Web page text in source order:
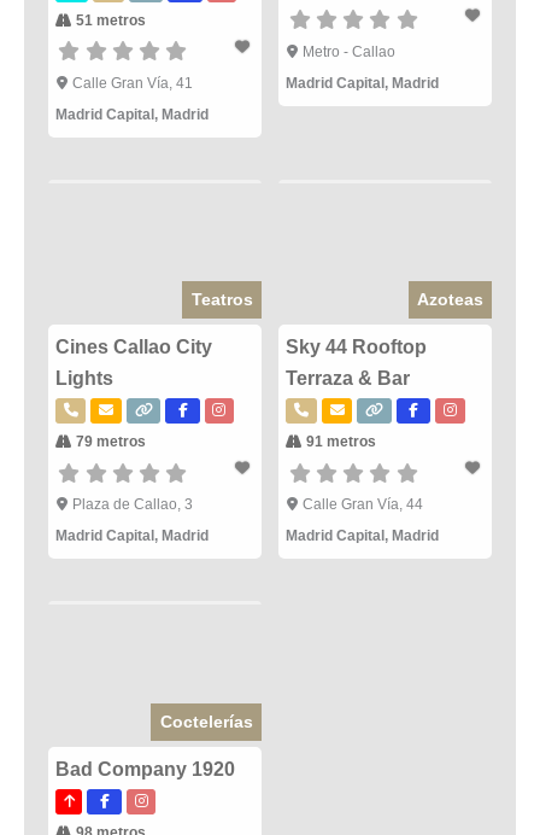
51 metros
Calle Gran Vía, 41
Madrid Capital, Madrid
Metro - Callao
Madrid Capital,Madrid
Teatros
Cines Callao City
Lights
79 metros
Plaza de Callao, 3
Madrid Capital , Madrid
Azoteas
Sky 44 Rooftop
Terraza & Bar
91 metros
Calle Gran Vía, 44
Madrid Capital , Madrid
Coctelerías
Bad Company 1920